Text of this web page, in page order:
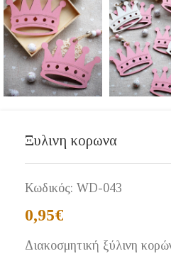
Ξυλινη κορωνα
Κωδικός: WD-043
0,95€
Διακοσμητική ξύλινη